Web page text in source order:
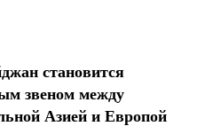
становится
звеном между
Азией и Европой